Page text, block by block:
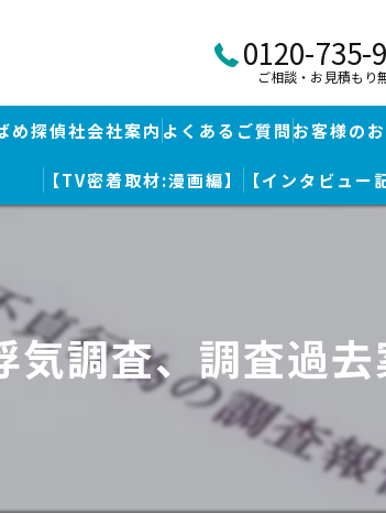
0120-735-
ご相談・お見積もり
め探偵社会社案内
ばめ探偵社｜福岡市博多区福岡空港前本部
ばめ探偵社 赤坂大手門事務所
留米つばめ探偵社｜西鉄久留米駅より徒歩圏内｜分
よくあるご質問お客様の
【TV密着取材:漫画編】 【インタビュー
気調査、調査過